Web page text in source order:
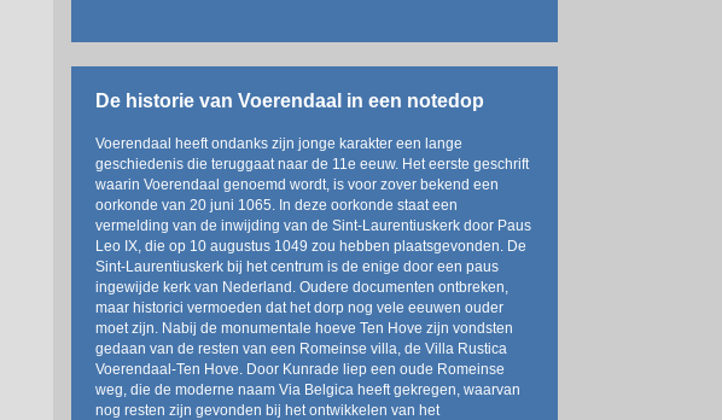
De historie van Voerendaal in een notedop
Voerendaal heeft ondanks zijn jonge karakter een lange
geschiedenis die teruggaat naar de 11e eeuw. Het eerste geschrift
waarin Voerendaal genoemd wordt, is voor zover bekend een
oorkonde van 20 juni 1065. In deze oorkonde staat een
vermelding van de inwijding van de Sint-Laurentiuskerk door Paus
Leo IX, die op 10 augustus 1049 zou hebben plaatsgevonden. De
Sint-Laurentiuskerk bij het centrum is de enige door een paus
ingewijde kerk van Nederland. Oudere documenten ontbreken,
maar historici vermoeden dat het dorp nog vele eeuwen ouder
moet zijn. Nabij de monumentale hoeve Ten Hove zijn vondsten
gedaan van de resten van een Romeinse villa, de Villa Rustica
Voerendaal-Ten Hove. Door Kunrade liep een oude Romeinse
weg, die de moderne naam Via Belgica heeft gekregen, waarvan
nog resten zijn gevonden bij het ontwikkelen van het